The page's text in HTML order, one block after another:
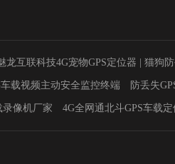
龙互联科技4G宠物GPS定位器 | 猫狗
车载视频主动安全监控终端 防丢失
录像机厂家 4G全网通北斗GPS车载定